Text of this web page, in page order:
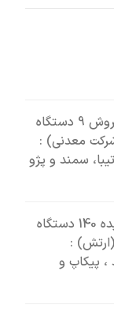
فراخوان مزایده عمومی فروش 9 دستگاه
معدنی) :
سمند و پژو
آخرین مهلت ثبت نام مزایده 140 دستگاه
(ارتش) :
، پیکاپ و